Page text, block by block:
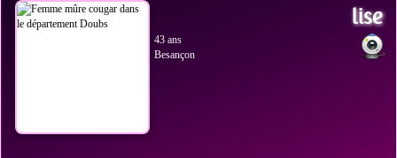
lise
43 ans
Besançon